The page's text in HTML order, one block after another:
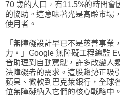
70 歲的人口，有11.5%的時間會
的協助。這意味著光是高齡市場
使用者。
「無障礙設計早已不是慈善事業
力。」Google 無障礙工程總監
音助理到自動駕駛，許多改變人
決障礙者的需求。這股趨勢正
蘋果、微軟到巴克萊銀行，全球
位無障礙納入它們的核心戰略中。